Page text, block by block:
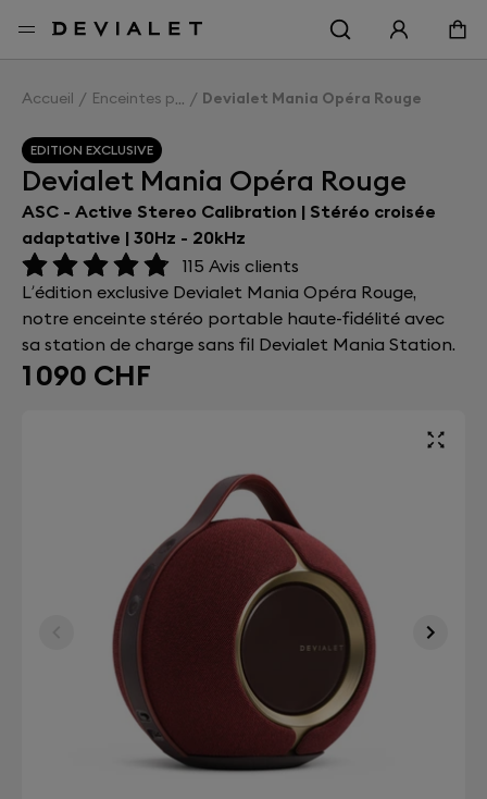
Accueil Enceintes portablesDevialet Mania Opéra Rouge
EDITION EXCLUSIVE
Devialet Mania Opéra Rouge
ASC - Active Stereo Calibration | Stéréo croisée
adaptative | 30Hz - 20kHz
115 Avis clients
L’édition exclusive Devialet Mania Opéra Rouge,
notre enceinte stéréo portable haute-fidélité avec
sa station de charge sans fil Devialet Mania Station.
1 090 CHF